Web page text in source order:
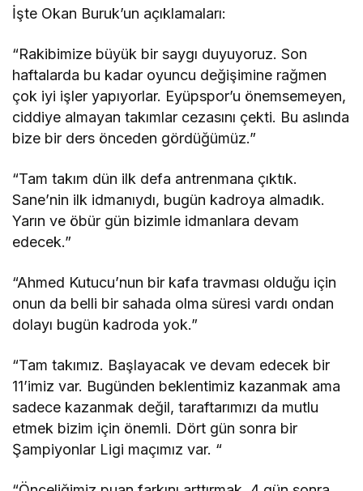
İşte Okan Buruk’un açıklamaları:
“Rakibimize büyük bir saygı duyuyoruz. Son
haftalarda bu kadar oyuncu değişimine rağmen
çok iyi işler yapıyorlar. Eyüpspor’u önemsemeyen,
ciddiye almayan takımlar cezasını çekti. Bu aslında
bize bir ders önceden gördüğümüz.”
“Tam takım dün ilk defa antrenmana çıktık.
Sane’nin ilk idmanıydı, bugün kadroya almadık.
Yarın ve öbür gün bizimle idmanlara devam
edecek.”
“Ahmed Kutucu’nun bir kafa travması olduğu için
onun da belli bir sahada olma süresi vardı ondan
dolayı bugün kadroda yok.”
“Tam takımız. Başlayacak ve devam edecek bir
11’imiz var. Bugünden beklentimiz kazanmak ama
sadece kazanmak değil, taraftarımızı da mutlu
etmek bizim için önemli. Dört gün sonra bir
Şampiyonlar Ligi maçımız var. “